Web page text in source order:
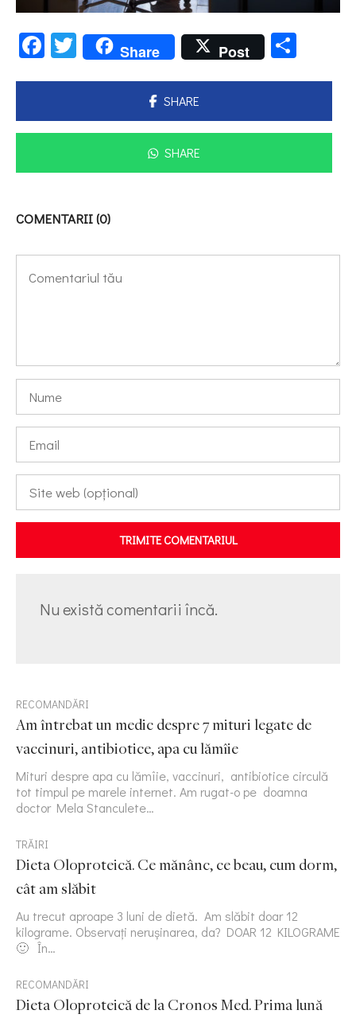
Facebook
Twitter
Share Post
SHARE
SHARE
COMENTARII (0)
TRIMITE COMENTARIUL
Nu există comentarii încă.
RECOMANDĂRI
Am întrebat un medic despre 7 mituri legate de
vaccinuri, antibiotice, apa cu lămîie
Mituri despre apa cu lămîie, vaccinuri, antibiotice circulă
tot timpul pe marele internet. Am rugat-o pe doamna
doctor Mela Stanculete…
TRĂIRI
Dieta Oloproteică. Ce mănânc, ce beau, cum dorm,
cât am slăbit
Au trecut aproape 3 luni de dietă. Am slăbit doar 12
kilograme. Observați nerușinarea, da? DOAR 12 KILOGRAME
🙂 În…
RECOMANDĂRI
Dieta Oloproteică de la Cronos Med. Prima lună